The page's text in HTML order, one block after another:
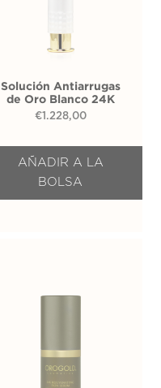
Solución Antiarrugas
de Oro Blanco 24K
€1.228,00
AÑADIR A LA
BOLSA